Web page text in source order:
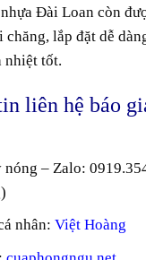
Đài Loan còn
chăng, lắp đặt dễ
nhiệt tốt.
liên hệ báo
– Zalo:
nhân: Việt Hoàng